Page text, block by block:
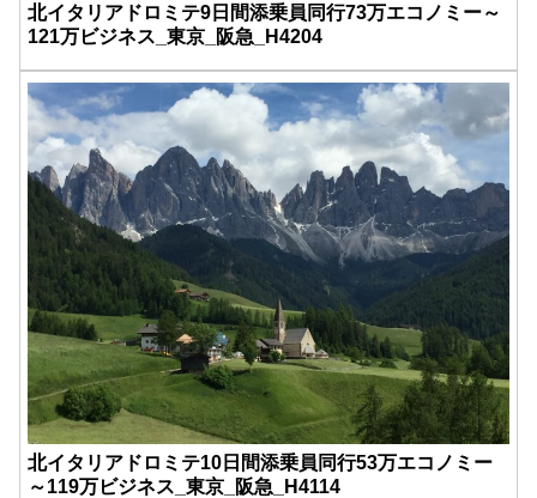
北イタリアドロミテ9日間添乗員同行73万エコノミー～
121万ビジネス_東京_阪急_H4204
北イタリアドロミテ10日間添乗員同行53万エコノミー
～119万ビジネス_東京_阪急_H4114